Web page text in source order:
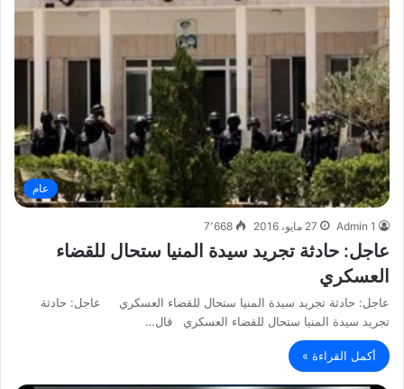
عام
Admin 1 27 مايو، 2016 7٬668
عاجل: حادثة تجريد سيدة المنيا ستحال للقضاء
العسكري
عاجل: حادثة تجريد سيدة المنيا ستحال للقضاء العسكري عاجل: حادثة
تجريد سيدة المنيا ستحال للقضاء العسكري قال…
أكمل القراءة »